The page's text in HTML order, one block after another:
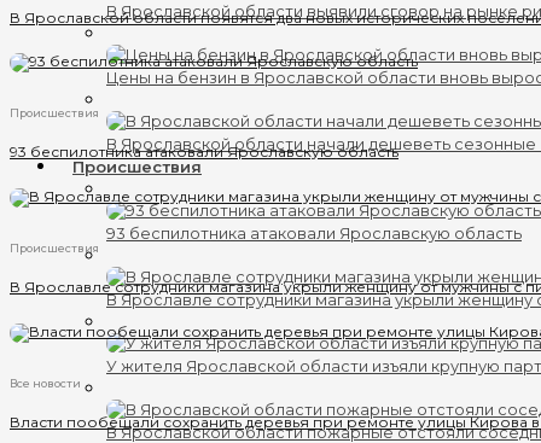
В Ярославской области выявили сговор на рынке
Цены на бензин в Ярославской области вновь
В Ярославской области начали дешеветь
Происшествия
93 беспилотника атаковали Ярославскую область
В Ярославле сотрудники магазина укрыли
У жителя Ярославской области изъяли крупную
В Ярославской области пожарные отстояли
В Ярославской области появятся два новых исторических
Происшествия
93 беспилотника атаковали Ярославскую область
Происшествия
В Ярославле сотрудники магазина укрыли женщину от мужчины с
Все новости
Власти пообещали сохранить деревья при ремонте улицы Кирова